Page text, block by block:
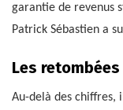
garantie de revenus
Patrick Sébastien a
Les
Au-delà des chiffres,